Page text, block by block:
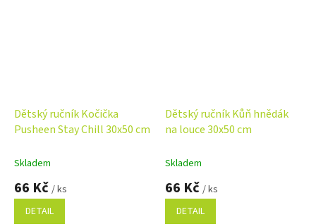
Dětský ručník Kočička
Pusheen Stay Chill 30x50 cm
Skladem
66 Kč / ks
DETAIL
Dětský ručník Kůň hnědák
na louce 30x50 cm
Skladem
66 Kč / ks
DETAIL